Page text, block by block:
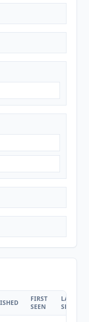
FIRST
SEEN
LAST
SEEN